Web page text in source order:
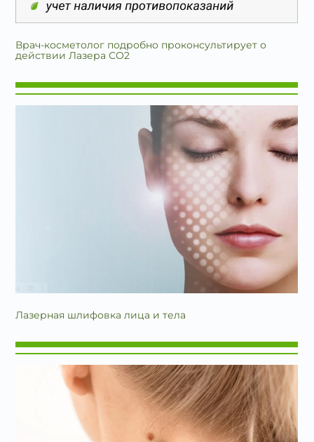
Врач-косметолог подробно проконсультирует о
действии Лазера СО2
Лазерная шлифовка лица и тела